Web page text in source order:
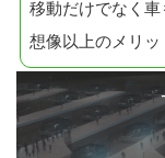
移動だけでなく
想像以上のメリッ